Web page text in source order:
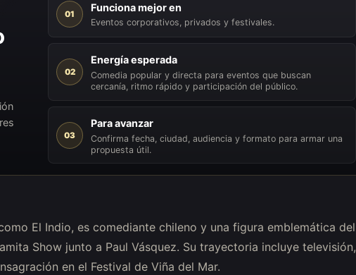
01
Funciona mejor en
Eventos corporativos, privados y festivales.
02
Energía esperada
Comedia popular y directa para eventos que buscan
cercanía, ritmo rápido y participación del público.
03
Para avanzar
Confirma fecha, ciudad, audiencia y formato para armar una
propuesta útil.
El Indio, es comediante chileno y una figura emblemática del
Show junto a Paul Vásquez. Su trayectoria incluye televisión,
en el Festival de Viña del Mar.